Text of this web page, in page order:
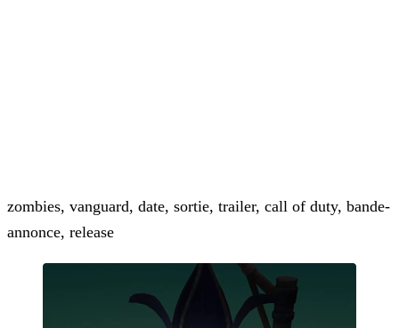
zombies, vanguard, date, sortie, trailer, call of duty, bande-
annonce, release